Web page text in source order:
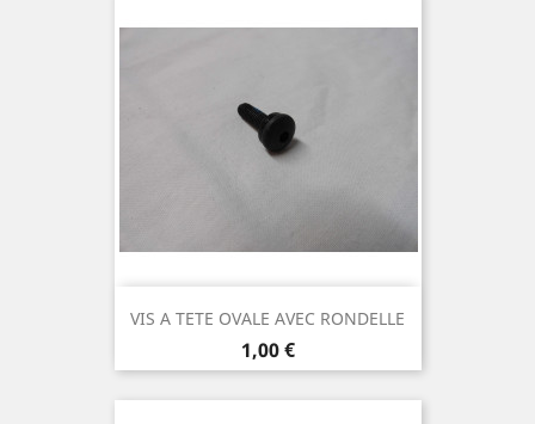
VIS A TETE OVALE AVEC RONDELLE
Prix
1,00 €